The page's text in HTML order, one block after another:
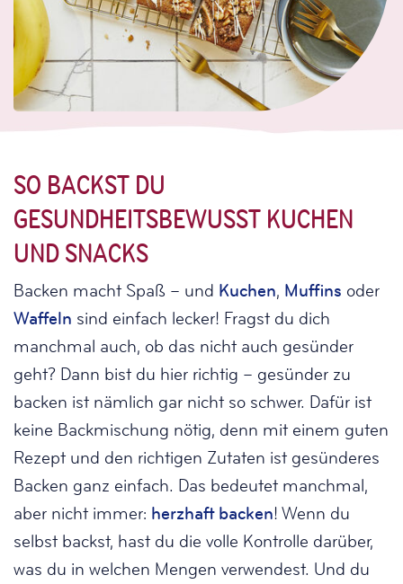
SO BACKST DU
GESUNDHEITSBEWUSST KUCHEN
UND SNACKS
Backen macht Spaß – und Kuchen, Muffins oder
Waffeln sind einfach lecker! Fragst du dich
manchmal auch, ob das nicht auch gesünder
geht? Dann bist du hier richtig – gesünder zu
backen ist nämlich gar nicht so schwer. Dafür ist
keine Backmischung nötig, denn mit einem guten
Rezept und den richtigen Zutaten ist gesünderes
Backen ganz einfach. Das bedeutet manchmal,
aber nicht immer: herzhaft backen! Wenn du
selbst backst, hast du die volle Kontrolle darüber,
was du in welchen Mengen verwendest. Und du